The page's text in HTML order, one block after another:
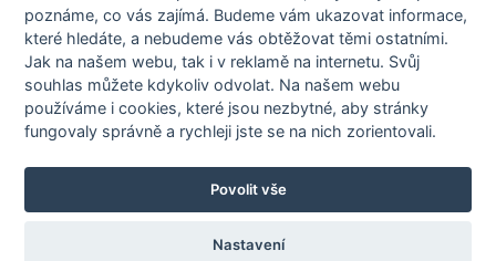
Zásady nakládání s osobními údaji
Otestujte se
Spočítejte si
Výzva 52
WWW.HRAVEZIJZDRAVE.CZ
poznáme,co vás zajímá. Budeme vám ukazovat informace,
které hledáte, a nebudeme vás obtěžovat těmi ostatními.
Jak na našem webu, tak i v reklamě na internetu. Svůj
souhlas můžete kdykoliv odvolat. Na našem webu
používáme i cookies, které jsou nezbytné, aby stránky
fungovaly správně a rychleji jste se na nich zorientovali.
Povolit vše
Nastavení